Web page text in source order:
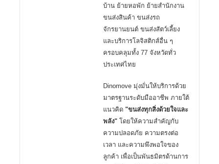
บ้าน ย้ายหอพัก ย้ายสำนักงาน
ขนส่งสินค้า ขนส่งรถ
จักรยานยนต์ ขนส่งสัตว์เลี้ยง
และบริการโลจิสติกส์อื่น ๆ
ครอบคลุมทั้ง 77 จังหวัดทั่ว
ประเทศไทย
Dinomove มุ่งมั่นให้บริการด้วย
มาตรฐานระดับมืออาชีพ ภายใต้
แนวคิด "ขนส่งทุกสิ่งด้วยใจและ
พลัง" โดยให้ความสำคัญกับ
ความปลอดภัย ความตรงต่อ
เวลา และความพึงพอใจของ
ลูกค้า เพื่อเป็นพันธมิตรด้านการ